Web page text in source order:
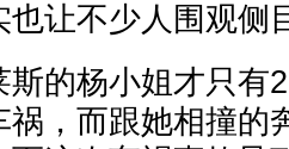
让不少人围观侧
斯的杨小姐才只有
祸，而跟她相撞的